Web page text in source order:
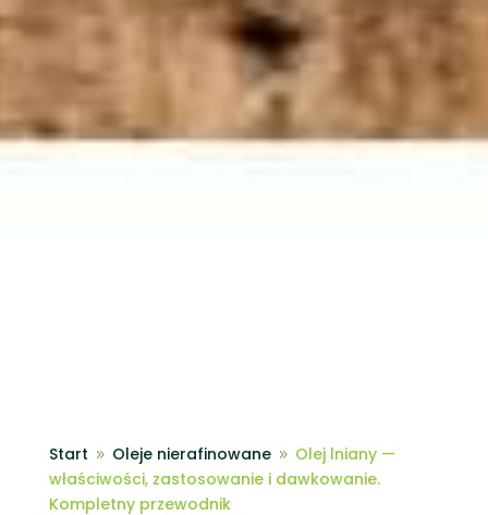
Start 9 Oleje nierafinowane 9 Olej lniany —
właściwości, zastosowanie i dawkowanie.
Kompletny przewodnik